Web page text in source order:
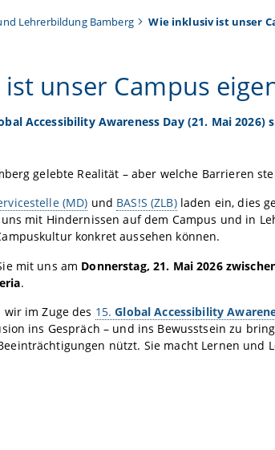
Lehrerbildung Bamberg Wie inklusiv ist unser
unser Campus
Accessibility Awareness Day (21. Mai
gelebte Realität – aber welche Barrieren
(MD) und BAS!S (ZLB)laden ein, dies
mit Hindernissen auf dem Campus und in
konkret aussehen können.
mit uns am Donnerstag, 21. Mai 2026
.
im Zuge des 15.Global Accessibility
ins Gespräch – und ins Bewusstsein zu
nützt. Sie macht Lernen und